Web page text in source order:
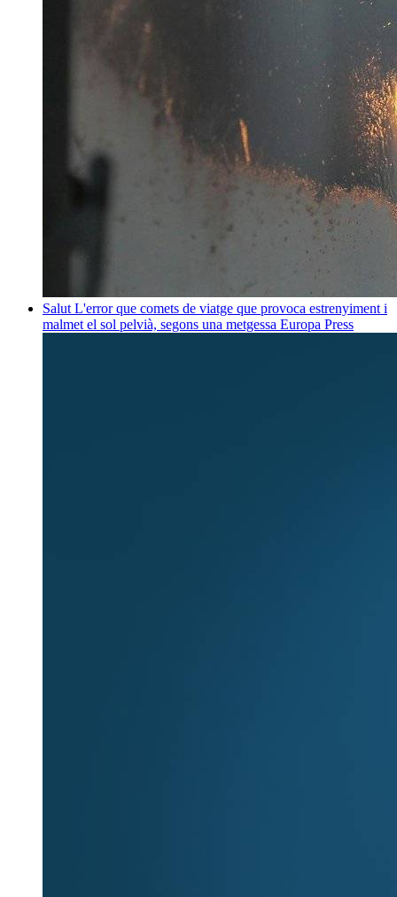
Salut L'error que comets de viatge que provoca estrenyiment i
malmet el sol pelvià, segons una metgessa Europa Press